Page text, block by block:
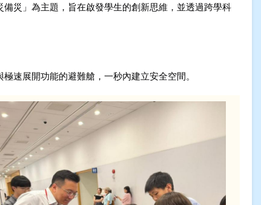
備災」為主題，旨在啟發學生的創新思維，並透過跨學科
速展開功能的避難艙，一秒內建立安全空間。